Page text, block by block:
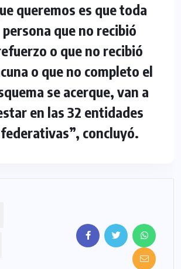
queremos es que toda
persona que no recibió
o que no recibió
o que no completo el
se acerque, van a
en las 32 entidades
federativas”, concluyó.